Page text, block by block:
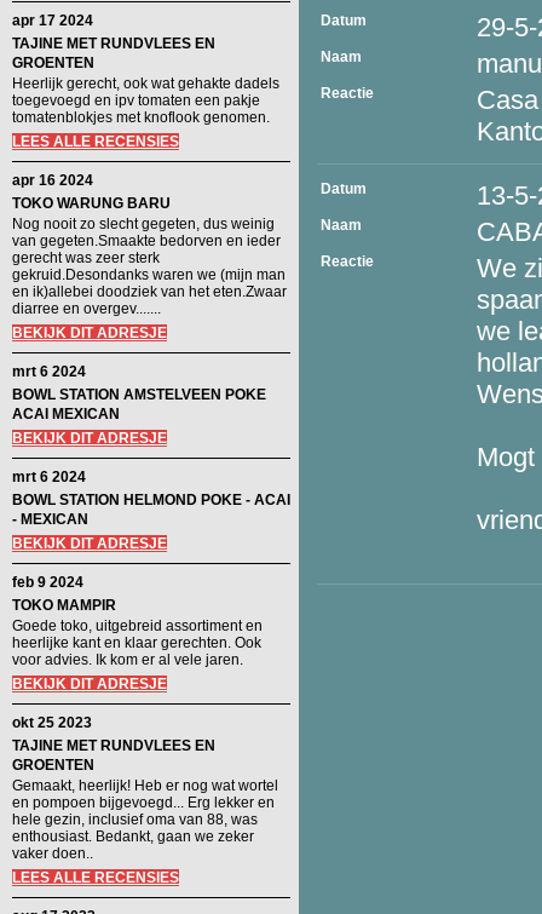
apr 17 2024
TAJINE MET RUNDVLEES EN
GROENTEN
Heerlijk gerecht, ook wat gehakte dadels
toegevoegd en ipv tomaten een pakje
tomatenblokjes met knoflook genomen.
LEES ALLE RECENSIES
apr 16 2024
TOKO WARUNG BARU
Nog nooit zo slecht gegeten, dus weinig
van gegeten.Smaakte bedorven en ieder
gerecht was zeer sterk
gekruid.Desondanks waren we (mijn man
en ik)allebei doodziek van het eten.Zwaar
diarree en overgev.......
BEKIJK DIT ADRESJE
mrt 6 2024
BOWL STATION AMSTELVEEN POKE
ACAI MEXICAN
BEKIJK DIT ADRESJE
mrt 6 2024
BOWL STATION HELMOND POKE - ACAI
- MEXICAN
BEKIJK DIT ADRESJE
feb 9 2024
TOKO MAMPIR
Goede toko, uitgebreid assortiment en
heerlijke kant en klaar gerechten. Ook
voor advies. Ik kom er al vele jaren.
BEKIJK DIT ADRESJE
okt 25 2023
TAJINE MET RUNDVLEES EN
GROENTEN
Gemaakt, heerlijk! Heb er nog wat wortel
en pompoen bijgevoegd... Erg lekker en
hele gezin, inclusief oma van 88, was
enthousiast. Bedankt, gaan we zeker
vaker doen..
LEES ALLE RECENSIES
Datum 29-
Naam
Reactie
Datum 13-
Naam
Reactie
We
we